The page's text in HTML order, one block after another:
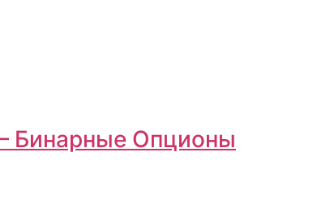
Бинарные Опционы